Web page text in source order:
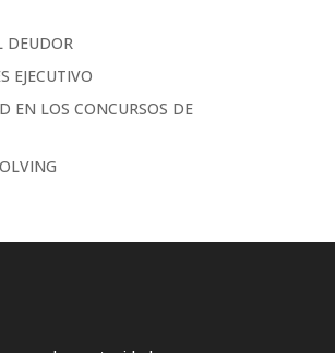
DEUDOR
EJECUTIVO
EN LOS CONCURSOS DE